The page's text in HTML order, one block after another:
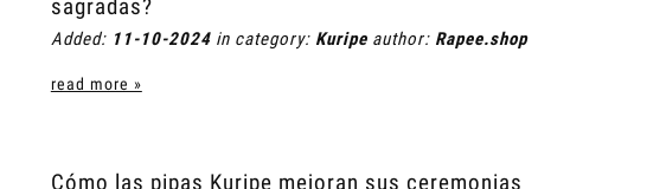
sagradas?
Added: 11-10-2024in category: Kuripeauthor: Rapee.shop
read more »
Cómo las pipas Kuripe mejoran sus ceremonias